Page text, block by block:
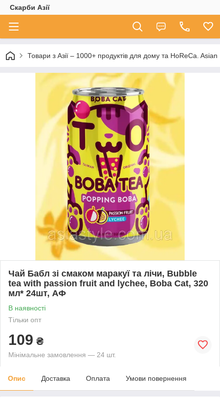
Скарби Азії
Товари з Азії – 1000+ продуктів для дому та HoReCa.
Чай Бабл зі смаком маракуї та лічи, Bubble
tea with passion fruit and lychee, Boba Cat, 320
мл* 24шт, АФ
В наявності
Тільки опт
109 ₴
Мінімальне замовлення — 24 шт.
Опис Доставка Оплата Умови повернення